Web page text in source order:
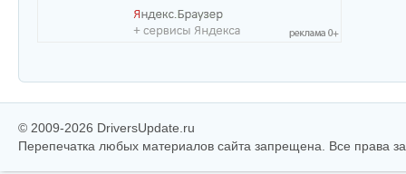
© 2009-2026 DriversUpdate.ru
Перепечатка любых материалов сайта запрещена. Все права